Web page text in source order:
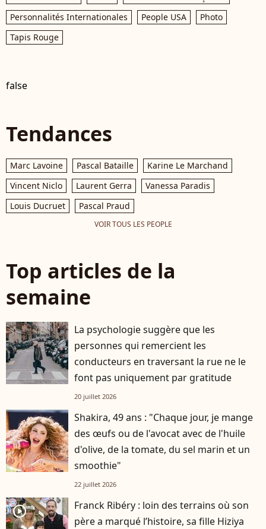
Personnalités Internationales
People USA
Photo
Tapis Rouge
false
Tendances
Marc Lavoine Pascal Bataille
Karine Le Marchand
Vincent Niclo
Laurent Gerra
Vanessa Paradis
Louis Ducruet
Pascal Praud
VOIR TOUS LES PEOPLE
Top articles de la
semaine
La psychologie suggère que les
personnes qui remercient les
conducteurs en traversant la rue ne le
font pas uniquement par gratitude
20 juillet 2026
Shakira, 49 ans : "Chaque jour, je mange
des œufs ou de l'avocat avec de l'huile
d'olive, de la tomate, du sel marin et un
smoothie"
22 juillet 2026
player2
Franck Ribéry : loin des terrains où son
père a marqué l’histoire, sa fille Hiziya